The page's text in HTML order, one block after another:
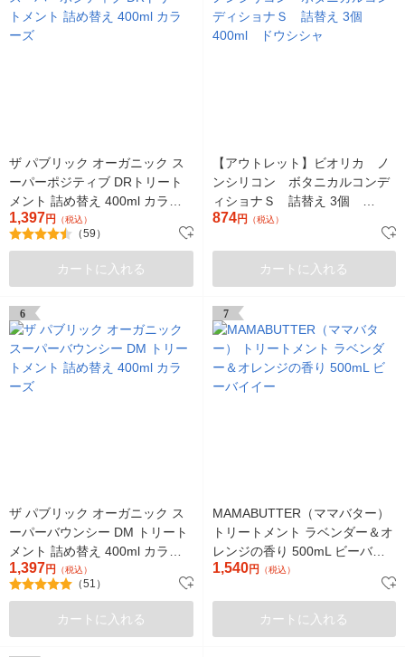
ザ パブリック オーガニック ス
ーパーポジティブ DRトリート
メント 詰め替え 400ml カラー
ズ
1,397円 （税込）
（59）
カートに入れる
【アウトレット】ビオリカ ノ
ンシリコン ボタニカルコンデ
ィショナＳ 詰替え 3個
400ml ドウシシャ
874円 （税込）
カートに入れる
6
ザ パブリック オーガニック ス
ーパーバウンシー DM トリート
メント 詰め替え 400ml カラー
ズ
1,397円 （税込）
（51）
カートに入れる
7
MAMABUTTER（ママバター）
トリートメント ラベンダー＆オ
レンジの香り 500mL ビーバイ
イー
1,540円 （税込）
カートに入れる